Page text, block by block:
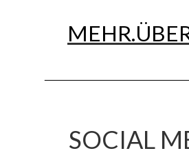
Rüstwagen RW 1
Gerätewagen Logistik
Gerätewagen Gefahrgut
SOCIAL